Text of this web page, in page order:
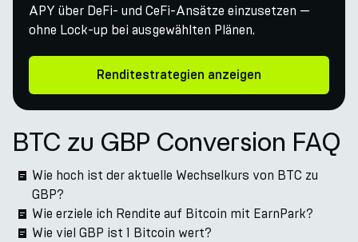
APY über DeFi- und CeFi-Ansätze einzusetzen —
ohne Lock-up bei ausgewählten Plänen.
Renditestrategien anzeigen
BTC zu GBP Conversion FAQ
Wie hoch ist der aktuelle Wechselkurs von BTC zu
GBP?
Wie erziele ich Rendite auf Bitcoin mit EarnPark?
Wie viel GBP ist 1 Bitcoin wert?